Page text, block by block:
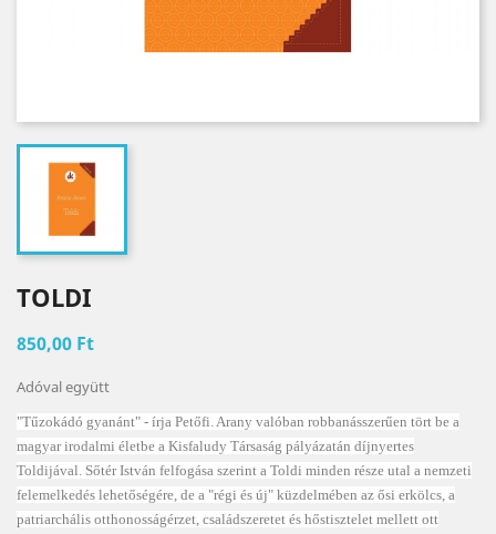
TOLDI
850,00 Ft
Adóval együtt
"Tűzokádó gyanánt" - írja Petőfi. Arany valóban robbanásszerűen tört be a
magyar irodalmi életbe a Kisfaludy Társaság pályázatán díjnyertes
Toldijával. Sőtér István felfogása szerint a Toldi minden része utal a nemzeti
felemelkedés lehetőségére, de a "régi és új" küzdelmében az ősi erkölcs, a
patriarchális otthonosságérzet, családszeretet és hőstisztelet mellett ott